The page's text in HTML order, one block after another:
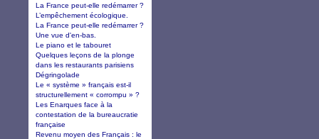
La France peut-elle redémarrer ?
L’empêchement écologique.
La France peut-elle redémarrer ?
Une vue d'en-bas.
Le piano et le tabouret
Quelques leçons de la plonge
dans les restaurants parisiens
Dégringolade
Le « système » français est-il
structurellement « corrompu » ?
Les Enarques face à la
contestation de la bureaucratie
française
Revenu moyen des Français : le